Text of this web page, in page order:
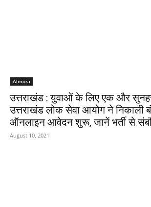
Almora
उत्तराखंड : युवाओं के लिए एक और
उत्तराखंड लोक सेवा आयोग ने निकाली
ऑनलाइन आवेदन शुरू, जानें भर्ती से
August 10, 2021